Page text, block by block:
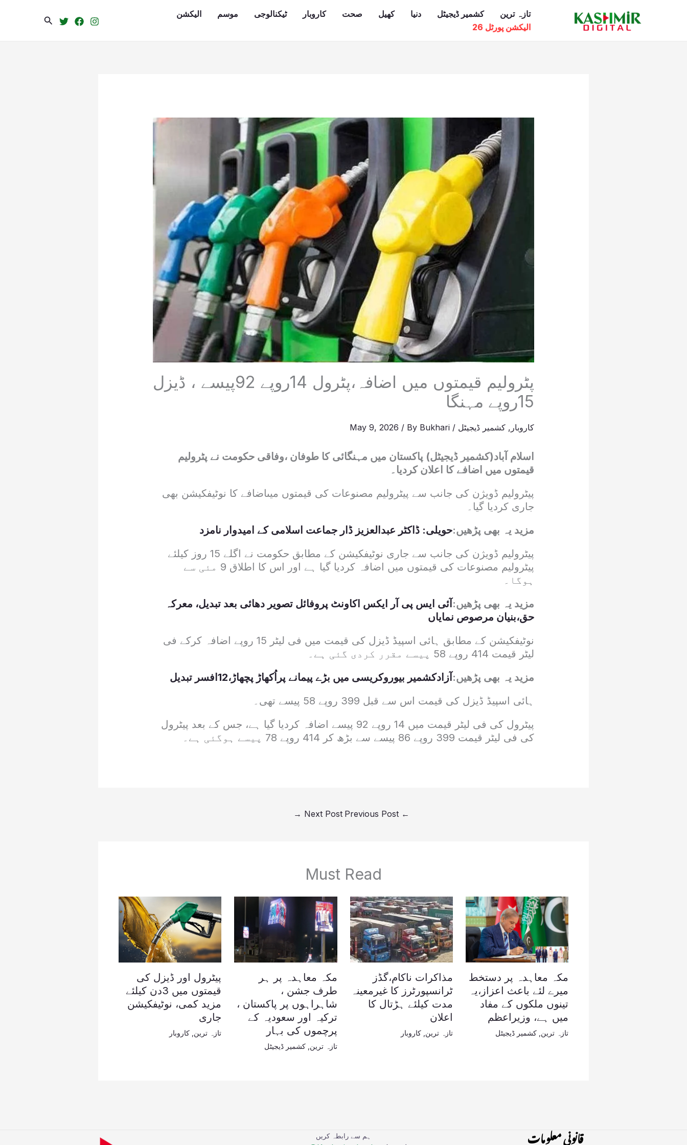
تازہ ترین کشمیر ڈیجیٹل دنیا کھیل صحت کاروبار ٹیکنالوجی موسم
الیکشن
الیکشن پورٹل 26
Search
پٹرولیم قیمتوں میں اضافہ،پٹرول 14روپے 92پیسے ، ڈیزل
15روپے مہنگا
کاروبار , کشمیر ڈیجیٹل /
May 9, 2026 / By Bukhari
اسلام آباد(کشمیر ڈیجیٹل) پاکستان میں مہنگائی کا طوفان ،وفاقی حکومت نے پٹرولیم
قیمتوں میں اضافے کا اعلان کردیا۔
پیٹرولیم ڈویژن کی جانب سے پیٹرولیم مصنوعات کی قیمتوں میںاضافے کا نوٹیفکیشن بھی
جاری کردیا گیا۔
مزید یہ بھی پڑھیں:حویلی: ڈاکٹر عبدالعزیز ڈار جماعت اسلامی کے امیدوار نامزد
پیٹرولیم ڈویژن کی جانب سے جاری نوٹیفکیشن کے مطابق حکومت نے اگلے 15 روز کیلئے
پیٹرولیم مصنوعات کی قیمتوں میں اضافہ کردیا گیا ہے اور اس کا اطلاق 9 مئی سے
ہوگا۔
مزید یہ بھی پڑھیں: آئی ایس پی آر ایکس اکاونٹ پروفائل تصویر دھائی بعد تبدیل، معرکہ
حق،بنیان مرصوص نمایاں
نوٹیفکیشن کے مطابق ہائی اسپیڈ ڈیزل کی قیمت میں فی لیٹر 15 روپے اضافہ کرکے فی
لیٹر قیمت 414 روپے 58 پیسے مقرر کردی گئی ہے۔
مزید یہ بھی پڑھیں: آزادکشمیر بیوروکریسی میں بڑے پیمانے پراُکھاڑ پچھاڑ،12افسر تبدیل
ہائی اسپیڈ ڈیزل کی قیمت اس سے قبل 399 روپے 58 پیسے تھی۔
پیٹرول کی فی لیٹر قیمت میں 14 روپے 92 پیسے اضافہ کردیا گیا ہے، جس کے بعد پیٹرول
کی فی لیٹر قیمت 399 روپے 86 پیسے سے بڑھ کر 414 روپے 78 پیسے ہوگئی ہے۔
←
Next Post
→
Must Read
مکہ معاہدہ پر دستخط
میرے لئے باعث اعزاز،یہ
تینوں ملکوں کے مفاد
میں ہے، وزیراعظم
تازہ ترین کشمیر ڈیجیٹل
مذاکرات ناکام،گڈز
ٹرانسپورٹرز کا غیرمعینہ
مدت کیلئے ہڑتال کا
اعلان
تازہ ترین ,کاروبار
مکہ معاہدہ پر ہر
طرف جشن ،
شاہراہوں پر پاکستان ،
ترکیہ اور سعودیہ کے
پرچموں کی بہار
تازہ ترین ,کشمیر ڈیجیٹل
پیٹرول اور ڈیزل کی
قیمتوں میں 3دن کیلئے
مزید کمی، نوٹیفکیشن
جاری
تازہ ترین کاروبار
قانونی معلومات ہم سے رابطہ کریں